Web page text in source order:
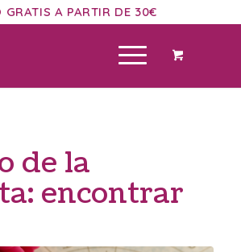
GRATIS A PARTIR DE 30€
de la
encontrar